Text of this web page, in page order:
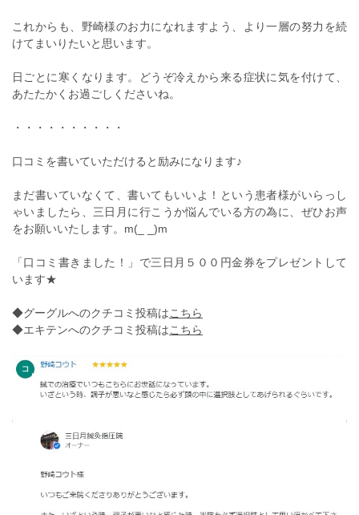
これからも、野崎様のお力になれますよう、より一層の努力を続
けてまいりたいと思います。
日ごとに寒くなります。どうぞ冷えから来る症状に気を付けて、
あたたかくお過ごしくださいね。
・・・・・・・・・・
口コミを書いていただけると励みになります♪
まだ書いていなくて、書いてもいいよ！という患者様がいらっし
ゃいましたら、三日月に行こうか悩んでいる方の為に、ぜひお声
をお願いいたします。m(_ _)m
「口コミ書きました！」で三日月５００円金券をプレゼントして
います★
◆グーグルへのクチコミ投稿はこちら
◆エキテンへのクチコミ投稿はこちら